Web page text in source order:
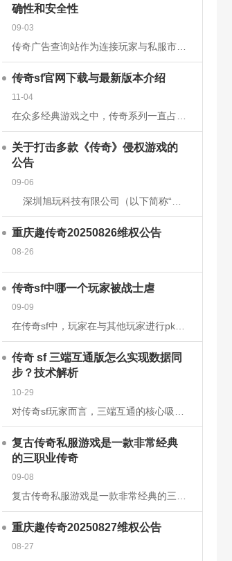
确性和安全性
09-03
传奇sf官网下载与最新版本介绍
11-04
在众多经典游戏之中，传奇系列一直占据着不可替代的地位。无论是当年在网吧里与朋友并肩作战的热血时刻，还是如今在手机或电脑上重温那段激情岁月，传奇sf都以其独特的魅力吸引着无数玩家。而随着技术的发展和玩家
关于打击多款《传奇》侵权游戏的
公告
09-06
重庆趣传奇20250826维权公告
08-26
传奇sf中哪一个玩家被战士虐
09-09
在传奇sf中，玩家在与其他玩家进行pk时，有时会被对方的技能击中，也有时会被对方战士击杀。虽然战士在游戏前期，在技能上没有法师给力，但是战士有绝对的优势，特别是战士的防御和血量，完全可以抵挡住对方的伤
传奇 sf 三端互通版怎么实现数据同
步？技术解析
10-29
复古传奇私服游戏是一款非常经典
的三职业传奇
09-08
重庆趣传奇20250827维权公告
08-27